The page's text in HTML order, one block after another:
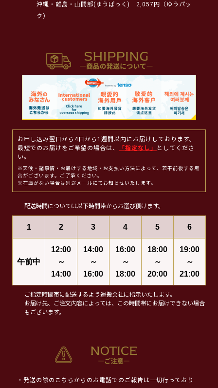
沖縄・離島・山間部(ゆうぱっく)
2,057円（ゆうパッ
ク）
お申し込み翌日から4日から1週間以内にお届けしております。
最短でのお届けをご希望の場合は、
「指定なし」
としてくださ
い。
※天候・諸事情・お届けする地域・お支払い方法によって、若干前後する場
合がございます。ご了承ください。
※在庫がない場合は別途メールにてお知らせいたします。
配送時間については以下時間帯からお選び頂けます。
1 2 3 4 5 6
午前中
12:00
～
14:00
14:00
～
16:00
16:00
～
18:00
18:00
～
20:00
19:00
～
21:00
ご指定時間帯に配送するよう運搬会社に指示いたします。
お届け先、ご注文内容によっては、この時間帯にお届けできない場合
もございます。
・発送の際のこちらからのお電話でのご報告は一切行っており